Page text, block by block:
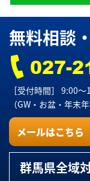
無料相談
027-
［受付時間］ 9:00
（GW・お盆・年末
群馬県全域